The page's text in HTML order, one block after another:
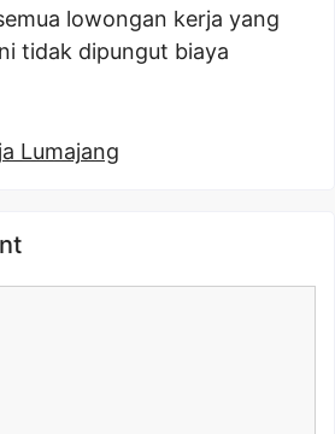
lowongan kerja yang
tidak dipungut biaya
Lumajang